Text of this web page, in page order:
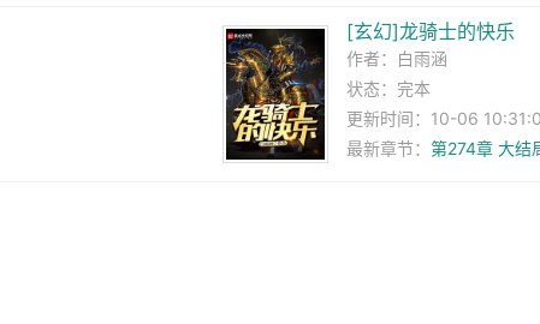
[玄幻]龙骑士的快乐
作者：
白雨涵
状态：完本
更新时间：10-06
最新章节： 第274章 大结